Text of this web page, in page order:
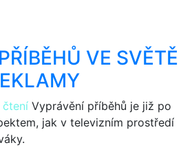
VE SVĚTĚ
čtení Vyprávění příběhů je již po
jak v televizním prostředí